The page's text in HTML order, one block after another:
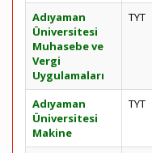
Adıyaman
Üniversitesi
Muhasebe ve
Vergi
Uygulamaları
TYT
Adıyaman
Üniversitesi
Makine
TYT